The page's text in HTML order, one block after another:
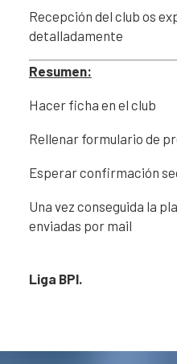
Recepción del club os
detalladamente
Resumen:
Hacer ficha en el club
Rellenar formulario de
Esperar confirmación
Una vez conseguida la
enviadas por mail
Liga BPI.